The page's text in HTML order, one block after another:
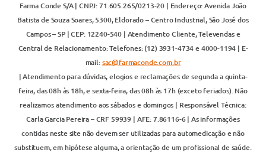
Farma Conde S/A | CNPJ: 71.605.265/0213-20 | Endereço: Avenida João
Batista de Souza Soares, 5300, Eldorado – Centro Industrial, São José dos
Campos – SP | CEP: 12240-540 | Atendimento Cliente, Televendas e
Central de Relacionamento: Telefones: (12) 3931-4734 e 4000-1194 | E-
mail:sac@farmaconde.com.br
| Atendimento para dúvidas, elogios e reclamações de segunda a quinta-
feira, das 08h às 18h, e sexta-feira, das 08h às 17h (exceto feriados). Não
realizamos atendimento aos sábados e domingos | Responsável Técnica:
Carla Garcia Pereira – CRF 59939 | AFE: 7.86116-6 | As informações
contidas neste site não devem ser utilizadas para automedicação e não
substituem, em hipótese alguma, a orientação de um profissional de saúde.